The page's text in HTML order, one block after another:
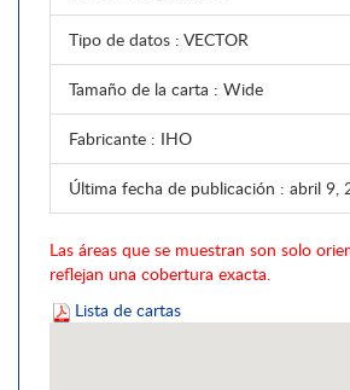
Tipo de datos : VECTOR
Tamaño de la carta : Wide
Fabricante : IHO
Última fecha de publicación : abril 9,
Las áreas que se muestran son solo
reflejan una cobertura exacta.
Lista de cartas